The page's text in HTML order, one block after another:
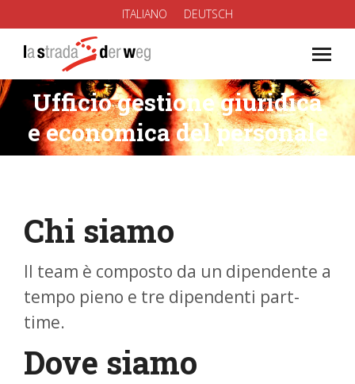
ITALIANO DEUTSCH
Ufficio gestione giuridica
e economica del personale
You are here:
Chi siamo
Il team è composto da un dipendente a
tempo pieno e tre dipendenti part-
time.
Dove siamo